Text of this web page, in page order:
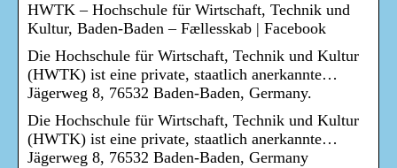
HWTK – Hochschule für Wirtschaft, Technik und
Kultur, Baden-Baden – Fællesskab | Facebook
Die Hochschule für Wirtschaft, Technik und Kultur
(HWTK) ist eine private, staatlich anerkannte…
Jägerweg 8, 76532 Baden-Baden, Germany.
Die Hochschule für Wirtschaft, Technik und Kultur
(HWTK) ist eine private, staatlich anerkannte…
Jägerweg 8, 76532 Baden-Baden, Germany